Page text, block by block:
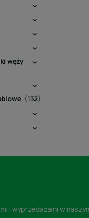
węży
(133)
i wyprzedażami w